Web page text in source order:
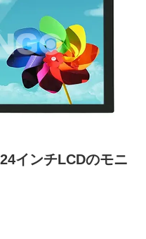
インチLCDのモニ